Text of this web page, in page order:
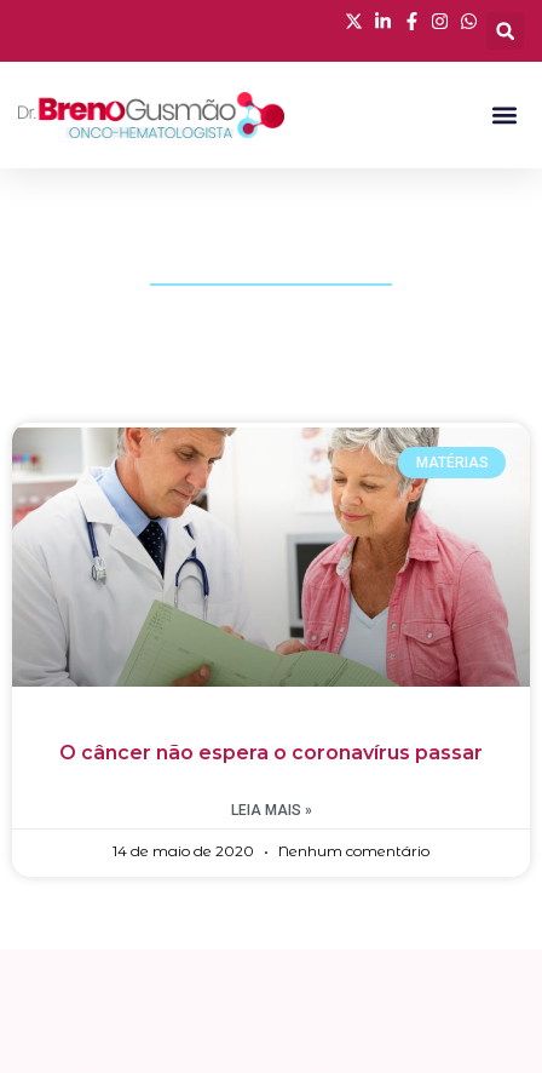
MATÉRIAS
O câncer não espera o coronavírus passar
LEIA MAIS »
14 de maio de 2020 Nenhum comentário